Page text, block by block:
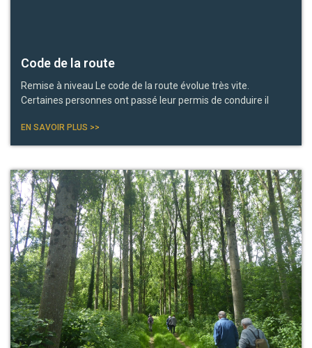
Code de la route
Remise à niveau Le code de la route évolue très vite.
Certaines personnes ont passé leur permis de conduire il
EN SAVOIR PLUS >>